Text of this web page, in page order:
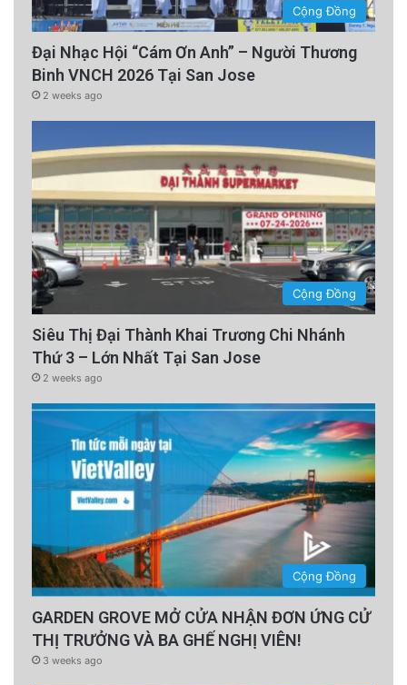
Cộng Đồng
Đại Nhạc Hội “Cám Ơn Anh” – Người Thương
Binh VNCH 2026 Tại San Jose
2 weeks ago
Cộng Đồng
Siêu Thị Đại Thành Khai Trương Chi Nhánh
Thứ 3 – Lớn Nhất Tại San Jose
2 weeks ago
Cộng Đồng
GARDEN GROVE MỞ CỬA NHẬN ĐƠN ỨNG CỬ
THỊ TRƯỞNG VÀ BA GHẾ NGHỊ VIÊN!
3 weeks ago